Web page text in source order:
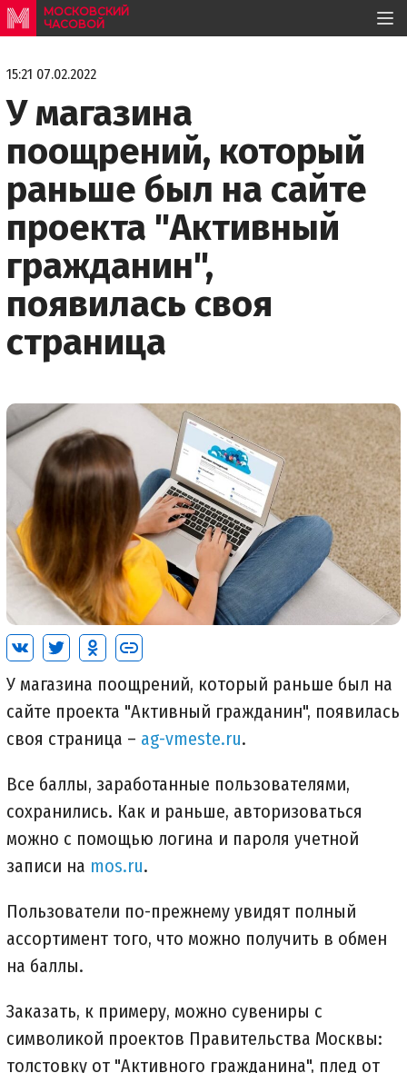
МОСКОВСКИЙ
ЧАСОВОЙ
15:21 07.02.2022
У магазина
поощрений, который
раньше был на сайте
проекта "Активный
гражданин",
появилась своя
страница
У магазина поощрений, который раньше был на
сайте проекта "Активный гражданин", появилась
своя страница – ag-vmeste.ru.
Все баллы, заработанные пользователями,
сохранились. Как и раньше, авторизоваться
можно с помощью логина и пароля учетной
записи на mos.ru.
Пользователи по-прежнему увидят полный
ассортимент того, что можно получить в обмен
на баллы.
Заказать, к примеру, можно сувениры с
символикой проектов Правительства Москвы:
толстовку от "Активного гражданина", плед от